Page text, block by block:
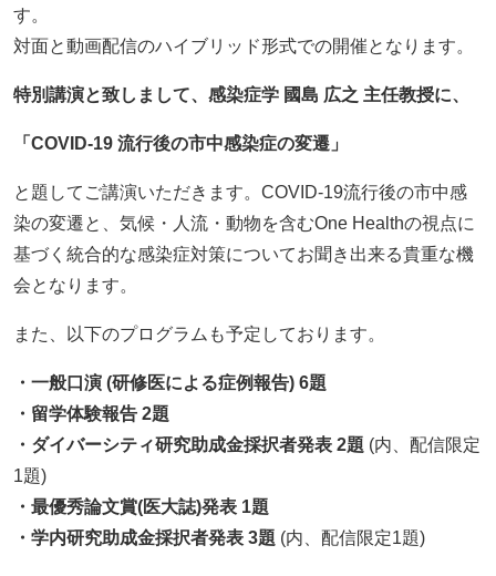
す。
対面と動画配信のハイブリッド形式での開催となります。
特別講演と致しまして、感染症学 國島 広之 主任教授に、
「COVID-19 流行後の市中感染症の変遷」
と題してご講演いただきます。COVID-19流行後の市中感
染の変遷と、気候・人流・動物を含むOne Healthの視点に
基づく統合的な感染症対策についてお聞き出来る貴重な機
会となります。
また、以下のプログラムも予定しております。
・一般口演 (研修医による症例報告) 6題
・留学体験報告 2題
・ダイバーシティ研究助成金採択者発表 2題 (内、配信限定
1題)
・最優秀論文賞(医大誌)発表 1題
・学内研究助成金採択者発表 3題 (内、配信限定1題)